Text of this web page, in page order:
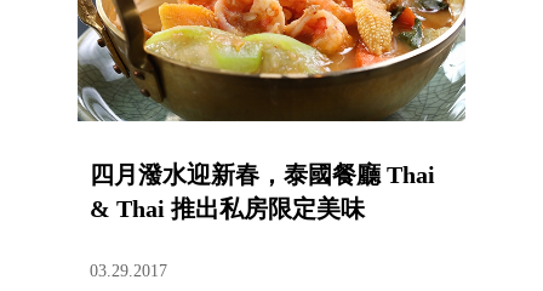
四月潑水迎新春，泰國餐廳 Thai
& Thai 推出私房限定美味
03.29.2017